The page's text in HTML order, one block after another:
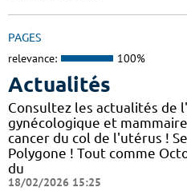
PAGES
relevance: 100%
Actualités
Consultez les actualités de
gynécologique et
cancer du col de l'utérus !
Polygone ! Tout comme
du
18/02/2026 15:25